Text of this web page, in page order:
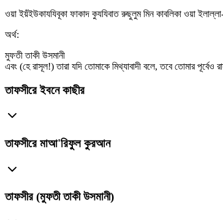
ওয়া ইয়ঁইউকাযযিবূকা ফাকাদ কুযযিবাত রুছুলুম মিন কাবলিকা ওয়া
অর্থ:
মুফতী তাকী উসমানী
এবং (হে রাসূল!) তারা যদি তোমাকে মিথ্যাবাদী বলে, তবে তোমার পূর্বেও
তাফসীরে ইবনে কাছীর
তাফসীরে মাআ'রিফুল কুরআন
তাফসীর (মুফতী তাকী উসমানী)